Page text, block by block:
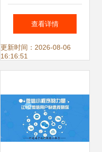
信息安全 ERP系统
如何构筑数字防线
查看详情
更新时间：2026-08-06
16:16:51